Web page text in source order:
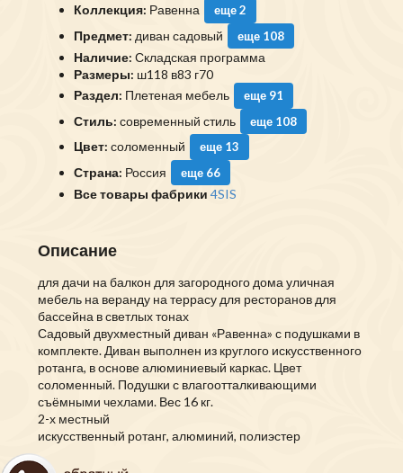
Коллекция: Равенна еще 2
Предмет: диван садовый еще 108
Наличие: Складская программа
Размеры: ш118 в83 г70
Раздел: Плетеная мебель еще 91
Стиль: современный стиль еще 108
Цвет: соломенный еще 13
Страна: Россия еще 66
Все товары фабрики 4SIS
Описание
для дачи на балкон для загородного дома уличная
мебель на веранду на террасу для ресторанов для
бассейна в светлых тонах
Садовый двухместный диван «Равенна» с подушками в
комплекте. Диван выполнен из круглого искусственного
ротанга, в основе алюминиевый каркас. Цвет
соломенный. Подушки с влагоотталкивающими
съёмными чехлами. Вес 16 кг.
2-х местный
искусственный ротанг, алюминий, полиэстер